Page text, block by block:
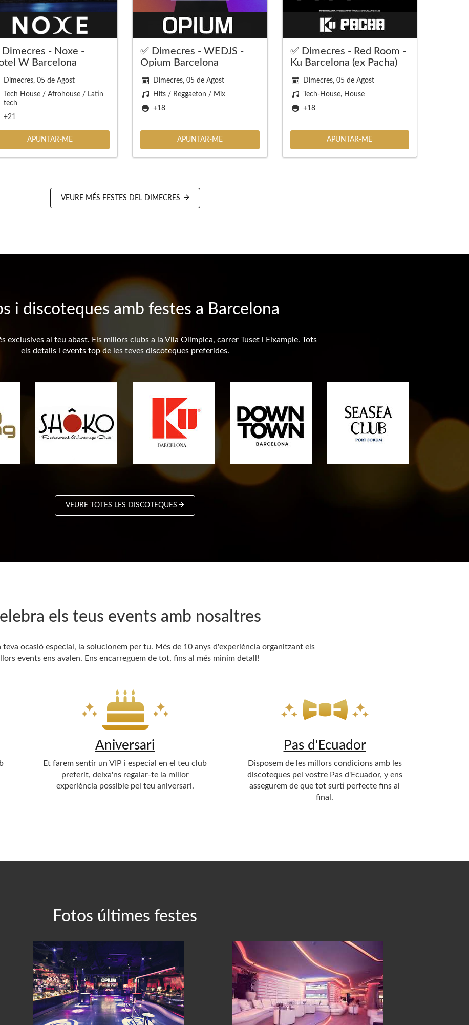
Dimecres - Noxe -
W Barcelona
Dimecres, 05 de Agost
Tech House / Afrohouse / Latin
tech
+21
APUNTAR-ME
✅ Dimecres - WEDJS -
Opium Barcelona
Dimecres, 05 de Agost
Hits / Reggaeton / Mix
+18
APUNTAR-ME
✅ Dimecres - Red Room -
Ku Barcelona (ex Pacha)
Dimecres, 05 de Agost
Tech-House, House
+18
APUNTAR-ME
VEURE MÉS FESTES DEL DIMECRES
i discoteques amb festes a Barcelona
exclusives al teu abast. Els millors clubs a la Vila Olímpica, carrer Tuset i Eixample. Tots
els detalls i events top de les teves discoteques preferides.
VEURE TOTES LES DISCOTEQUES
els teus events amb nosaltres
teva ocasió especial, la solucionem per tu. Més de 10 anys d'experiència organitzant els
events ens avalen. Ens encarreguem de tot, fins al més minim detall!
Aniversari
Et farem sentir un VIP i especial en el teu club
preferit, deixa'ns regalar-te la millor
experiència possible pel teu aniversari.
Pas d'Ecuador
Disposem de les millors condicions amb les
discoteques pel vostre Pas d'Ecuador, y ens
assegurem de que tot surti perfecte fins al
final.
Fotos últimes festes